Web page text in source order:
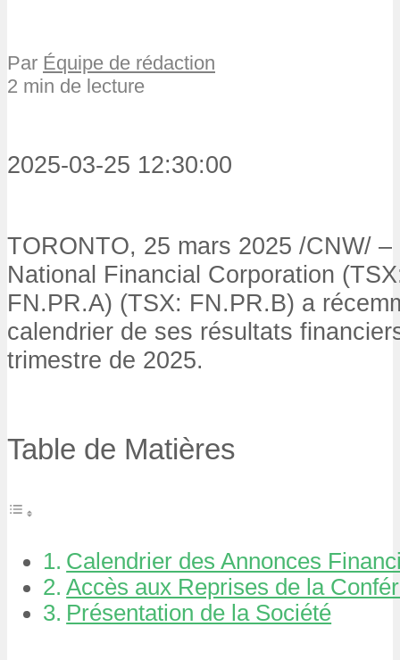
Par Équipe de rédaction
2 min de lecture
2025-03-25 12:30:00
TORONTO, 25 mars 2025 /CNW/ –
National Financial Corporation
FN.PR.A) (TSX: FN.PR.B) a
calendrier de ses résultats
trimestre de 2025.
Table de Matières
Calendrier des Annonces
Accès aux Reprises de la
Présentation de la Société